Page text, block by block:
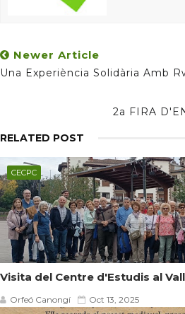
Newer Article
Una Experiència Solidària Amb
2a FIRA
RELATED POST
CECPC
Visita del Centre d'Estudis al
Orfeó Canongí Oct 13, 2025